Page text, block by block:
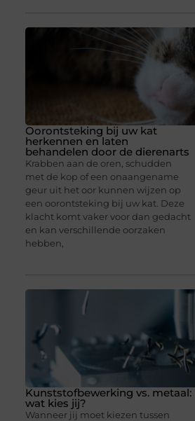
Oorontsteking bij uw kat
herkennen en laten
behandelen door de dierenarts
Krabben aan de oren, schudden
met de kop of een onaangename
geur uit het oor kunnen wijzen op
een oorontsteking bij uw kat. Deze
klacht komt vaker voor dan gedacht
en kan verschillende oorzaken
hebben,
Kunststofbewerking vs. metaal:
wat kies jij?
Wanneer jij moet kiezen tussen